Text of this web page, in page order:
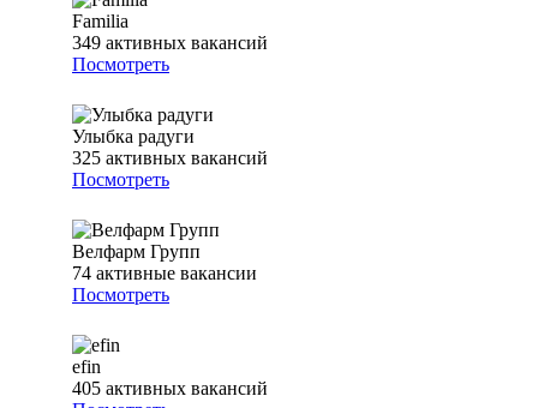
Familia
349 активных вакансий
Посмотреть
Улыбка радуги
325 активных вакансий
Посмотреть
Велфарм Групп
74 активные вакансии
Посмотреть
efin
405 активных вакансий